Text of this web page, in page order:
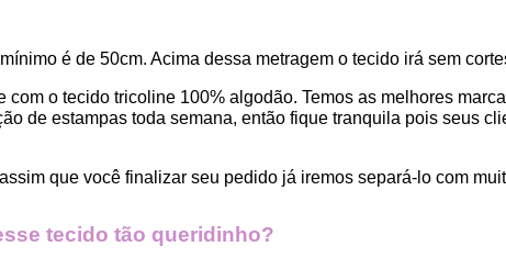
é de 50cm. Acima dessa metragem o tecido irá sem
o tecido tricoline 100% algodão. Temos as melhores
de estampas toda semana, então fique tranquila pois seus
que você finalizar seu pedido já iremos separá-lo com
tecido tão queridinho?